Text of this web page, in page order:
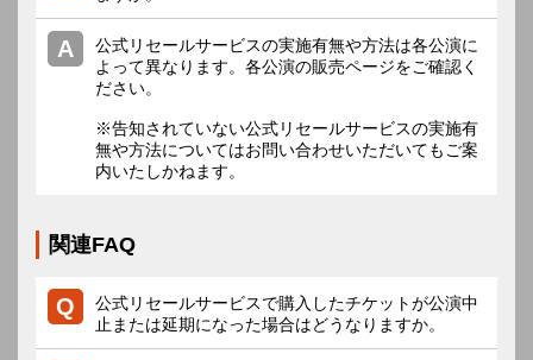
公式リセールサービスの実施有無や方法は各公演に
よって異なります。各公演の販売ページをご確認く
ださい。
※告知されていない公式リセールサービスの実施有
無や方法についてはお問い合わせいただいてもご案
内いたしかねます。
関連FAQ
公式リセールサービスで購入したチケットが公演中
止または延期になった場合はどうなりますか。